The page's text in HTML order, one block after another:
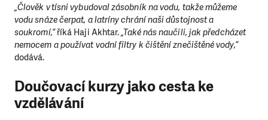
„Člověk v tísni vybudoval zásobník na vodu, takže můžeme
vodu snáze čerpat, a latríny chrání naši důstojnost a
soukromí,“říká Haji Akhtar.„Také nás naučili, jak předcházet
nemocem a používat vodní filtry k čištění znečištěné vody,“
dodává.
Doučovací kurzy jako cesta ke
vzdělávání